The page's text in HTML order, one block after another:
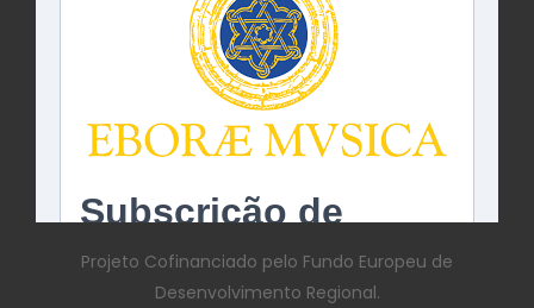
Projeto Cofinanciado pelo Fundo Europeu de
Desenvolvimento Regional.